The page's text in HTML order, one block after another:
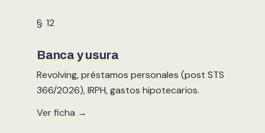
§ 12
Banca y usura
Revolving, préstamos personales (post STS
366/2026), IRPH, gastos hipotecarios.
Ver ficha →